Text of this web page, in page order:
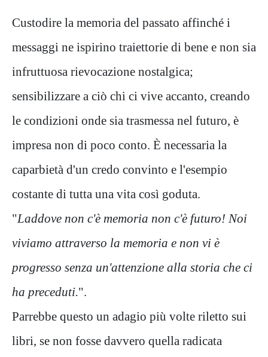
Custodire la memoria del passato affinché i
messaggi ne ispirino traiettorie di bene e non sia
infruttuosa rievocazione nostalgica;
sensibilizzare a ciò chi ci vive accanto, creando
le condizioni onde sia trasmessa nel futuro, è
impresa non di poco conto. È necessaria la
caparbietà d'un credo convinto e l'esempio
costante di tutta una vita così goduta.
"Laddove non c'è memoria non c'è futuro! Noi
viviamo attraverso la memoria e non vi è
progresso senza un'attenzione alla storia che ci
ha preceduti.".
Parrebbe questo un adagio più volte riletto sui
libri, se non fosse davvero quella radicata